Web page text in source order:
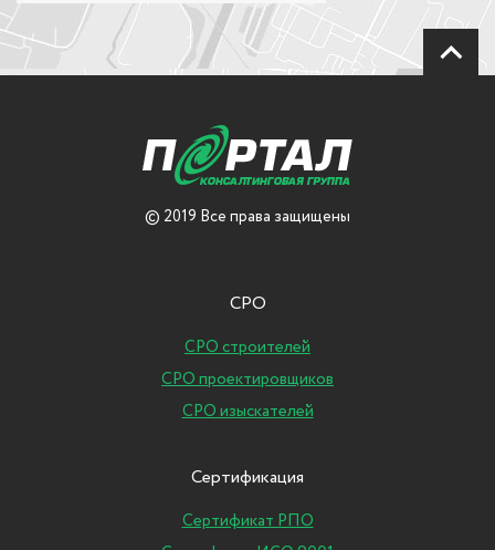
© 2019 Все права защищены
СРО
СРО строителей
СРО проектировщиков
СРО изыскателей
Сертификация
Сертификат РПО